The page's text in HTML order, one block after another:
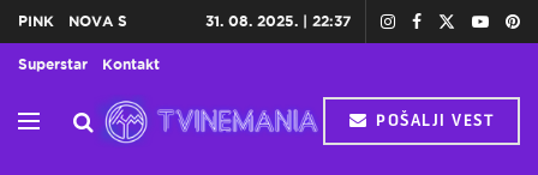
PINK NOVA S
Superstar Kontakt
31. 08. 2025. | 22:37
POŠALJI VEST